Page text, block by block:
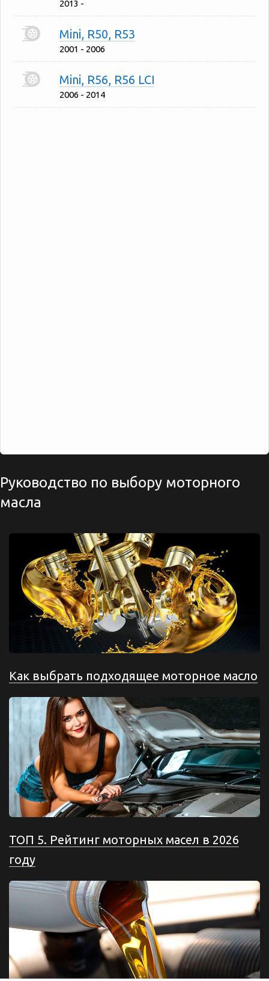
2013 -
Mini, R50, R53
2001 - 2006
Mini, R56, R56 LCI
2006 - 2014
Руководство по выбору моторного
масла
Как выбрать подходящее моторное масло
ТОП 5. Рейтинг моторных масел в 2026
году